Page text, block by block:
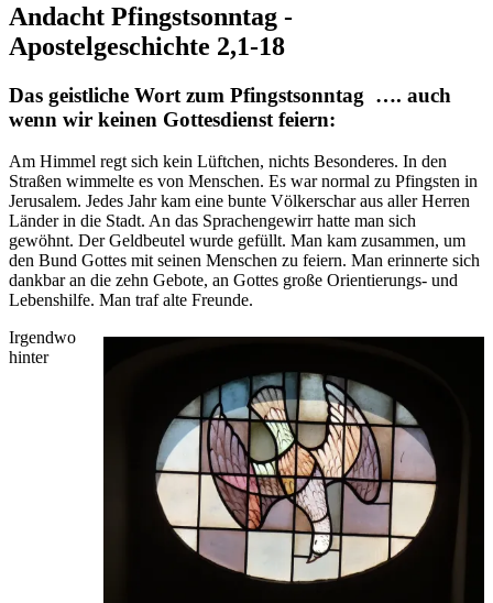
Andacht Pfingstsonntag -
Apostelgeschichte 2,1-18
Das geistliche Wort zum Pfingstsonntag …. auch
wenn wir keinen Gottesdienst feiern:
Am Himmel regt sich kein Lüftchen, nichts Besonderes. In den
Straßen wimmelte es von Menschen. Es war normal zu Pfingsten in
Jerusalem. Jedes Jahr kam eine bunte Völkerschar aus aller Herren
Länder in die Stadt. An das Sprachengewirr hatte man sich
gewöhnt. Der Geldbeutel wurde gefüllt. Man kam zusammen, um
den Bund Gottes mit seinen Menschen zu feiern. Man erinnerte sich
dankbar an die zehn Gebote, an Gottes große Orientierungs- und
Lebenshilfe. Man traf alte Freunde.
Irgendwo
hinter